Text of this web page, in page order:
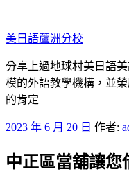
至
主
要
內
容
美日語蘆洲分校
分享上過地球村美日語
模的外語教學機構，並
的肯定
發
於
2023 年 6 月 20 日 作者:
中正區當舖讓您